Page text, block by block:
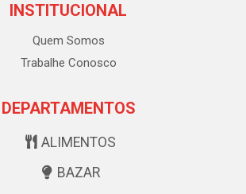
INSTITUCIONAL
Quem Somos
Trabalhe Conosco
DEPARTAMENTOS
ALIMENTOS
BAZAR